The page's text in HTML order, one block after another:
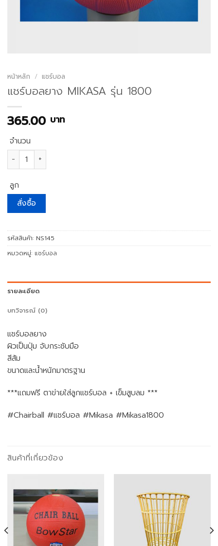
หน้าหลัก / แชร์บอล
แชร์บอลยาง MIKASA รุ่น 1800
365.00 บาท
จำนวน
จำนวน แชร์บอลยาง MIKASA รุ่น 1800 ชิ้น
ลูก
สั่งซื้อ
รหัสสินค้า: NS145
หมวดหมู่: แชร์บอล
รายละเอียด
บทวิจารณ์ (0)
แชร์บอลยาง
ผิวเป็นปุ่ม จับกระชับมือ
สีส้ม
ขนาดและน้ำหนักมาตรฐาน
***แถมฟรี ตาข่ายใส่ลูกแชร์บอล + เข็มสูบลม ***
#Chairball #แชร์บอล #Mikasa #Mikasa1800
สินค้าที่เกี่ยวข้อง